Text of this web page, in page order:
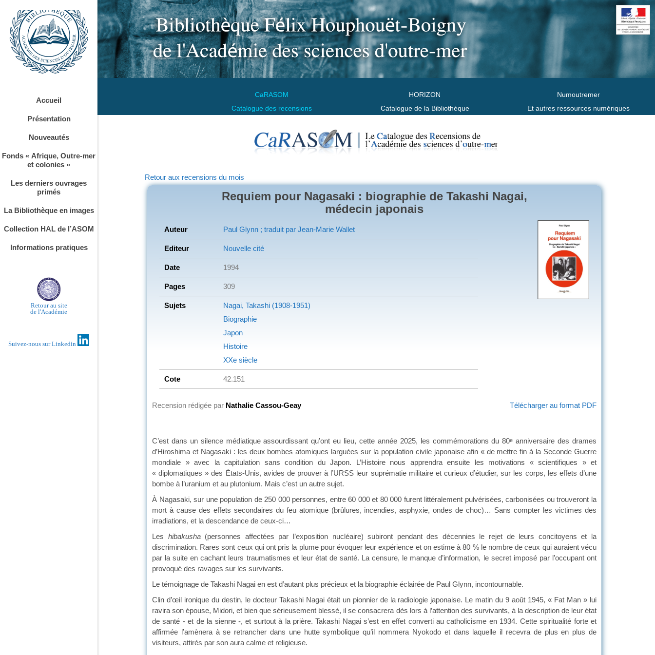
CaRASOM
Catalogue des recensions
HORIZON
Catalogue de la Bibliothèque
Numoutremer
Et autres ressources numériques
Accueil
Présentation
Nouveautés
Fonds « Afrique, Outre-mer
et colonies »
Les derniers ouvrages
primés
La Bibliothèque en images
Collection HAL de l’ASOM
Informations pratiques
Retour au site
de l'Académie
Suivez-nous sur Linkedin
Retour aux recensions du mois
Requiem pour Nagasaki : biographie de Takashi Nagai,
médecin japonais
Auteur Paul Glynn ; traduit par Jean-Marie Wallet
Editeur Nouvelle cité
Date 1994
Pages 309
Sujets
Nagai, Takashi (1908-1951)
Biographie
Japon
Histoire
XXe siècle
Cote 42.151
Télécharger au format PDF
Recension rédigée par Nathalie Cassou-Geay
C’est dans un silence médiatique assourdissant qu’ont eu lieu, cette année 2025, les commémorations du 80e anniversaire des drames
d’Hiroshima et Nagasaki : les deux bombes atomiques larguées sur la population civile japonaise afin « de mettre fin à la Seconde Guerre
mondiale » avec la capitulation sans condition du Japon. L’Histoire nous apprendra ensuite les motivations « scientifiques » et
« diplomatiques » des États-Unis, avides de prouver à l’URSS leur suprématie militaire et curieux d’étudier, sur les corps, les effets d’une
bombe à l’uranium et au plutonium. Mais c’est un autre sujet.
À Nagasaki, sur une population de 250 000 personnes, entre 60 000 et 80 000 furent littéralement pulvérisées, carbonisées ou trouveront la
mort à cause des effets secondaires du feu atomique (brûlures, incendies, asphyxie, ondes de choc)… Sans compter les victimes des
irradiations, et la descendance de ceux-ci…
Les hibakusha(personnes affectées par l’exposition nucléaire) subiront pendant des décennies le rejet de leurs concitoyens et la
discrimination. Rares sont ceux qui ont pris la plume pour évoquer leur expérience et on estime à 80 % le nombre de ceux qui auraient vécu
par la suite en cachant leurs traumatismes et leur état de santé. La censure, le manque d’information, le secret imposé par l’occupant ont
provoqué des ravages sur les survivants.
Le témoignage de Takashi Nagai en est d’autant plus précieux et la biographie éclairée de Paul Glynn, incontournable.
Clin d’œil ironique du destin, le docteur Takashi Nagai était un pionnier de la radiologie japonaise. Le matin du 9 août 1945, « Fat Man » lui
ravira son épouse, Midori, et bien que sérieusement blessé, il se consacrera dès lors à l’attention des survivants, à la description de leur état
de santé - et de la sienne -, et surtout à la prière. Takashi Nagai s’est en effet converti au catholicisme en 1934. Cette spiritualité forte et
affirmée l’amènera à se retrancher dans une hutte symbolique qu’il nommera Nyokodo et dans laquelle il recevra de plus en plus de
visiteurs, attirés par son aura calme et religieuse.